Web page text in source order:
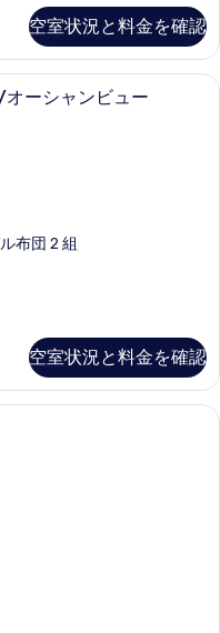
空室状況と料金を確認
露天風呂付/デラックス和洋室/
ーシャンビュー
布団 2 組
空室状況と料金を確認
ブフロア按司/ダブル | 羽毛の掛